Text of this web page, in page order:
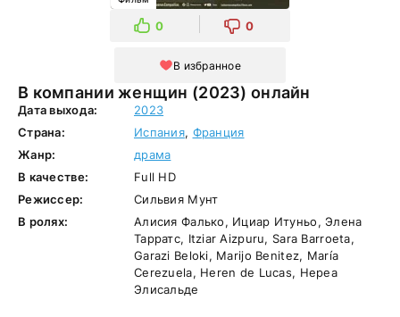
В компании женщин (2023) онлайн
0 0
В избранное
Дата выхода:
2023
Страна:
Испания, Франция
Жанр:
драма
В качестве:
Full HD
Режиссер:
Сильвия Мунт
В ролях:
Алисия Фалько, Ициар Итуньо, Элена
Тарратс, Itziar Aizpuru, Sara Barroeta,
Garazi Beloki, Marijo Benitez, María
Cerezuela, Heren de Lucas, Нереа
Элисальде